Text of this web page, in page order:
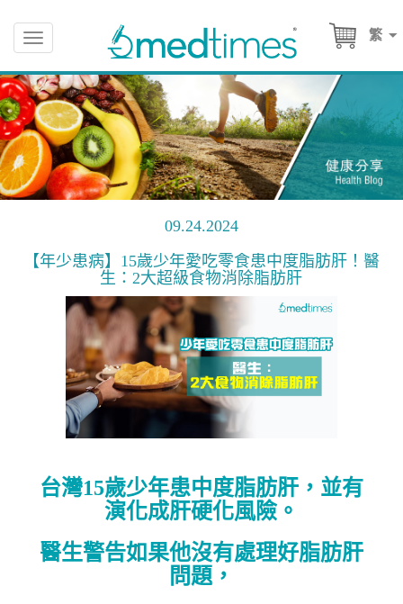
繁
Toggle
navigation
09.24.2024
【年少患病】15歲少年愛吃零食患中度脂肪肝！醫
生：2大超級食物消除脂肪肝
台灣15歲少年患中度脂肪肝，並有
演化成肝硬化風險。
醫生警告如果他沒有處理好脂肪肝
問題，